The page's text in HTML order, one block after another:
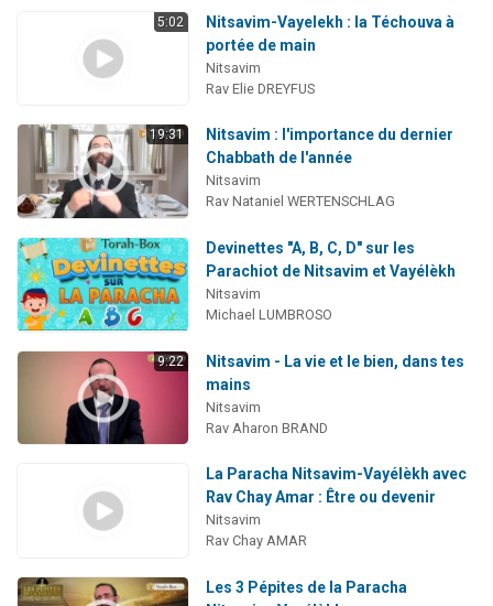
5:02
Nitsavim-Vayelekh : la Téchouva à
portée de main
Nitsavim
Rav Elie DREYFUS
19:31
Nitsavim : l'importance du dernier
Chabbath de l'année
Nitsavim
Rav Nataniel WERTENSCHLAG
Devinettes "A, B, C, D" sur les
Parachiot de Nitsavim et Vayélèkh
Nitsavim
Michael LUMBROSO
9:22
Nitsavim - La vie et le bien, dans tes
mains
Nitsavim
Rav Aharon BRAND
La Paracha Nitsavim-Vayélèkh avec
Rav Chay Amar : Être ou devenir
Nitsavim
Rav Chay AMAR
Les 3 Pépites de la Paracha